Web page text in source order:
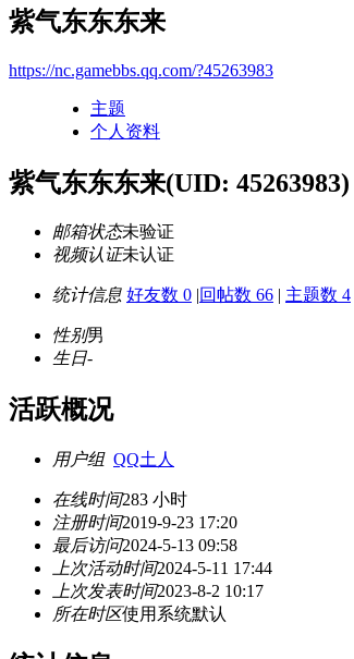
紫气东东东来
https://nc.gamebbs.qq.com/?45263983
主题
个人资料
紫气东东东来(UID: 45263983)
邮箱状态未验证
视频认证未认证
统计信息 好友数 0 |回帖数 66 | 主题数 4
性别男
生日-
活跃概况
用户组 QQ土人
在线时间283 小时
注册时间2019-9-23 17:20
最后访问2024-5-13 09:58
上次活动时间2024-5-11 17:44
上次发表时间2023-8-2 10:17
所在时区使用系统默认